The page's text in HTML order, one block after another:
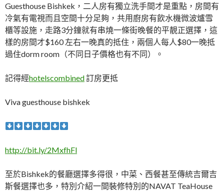
Guesthouse Bishkek，二人房有獨立洗手間才是重點，房間有
冷氣有電視而且空間十分足夠，共用廚房有飲水機微波爐雪
櫃等設施，走路3分鐘就有串燒一條街晚餐的平靚正選擇，這
樣的房間才$160 左右一晚真的抵住，兩個人每人$80一晚抵
過住dorm room（不同日子價格也有不同）。
記得經hotelscombined訂房更抵
Viva guesthouse bishkek
http://bit.ly/2MxfhFl
至於Bishkek的餐廳選擇多得很，中菜、西餐甚至傳統吉爾吉
斯餐選擇也多，特別介紹一間裝修特別的NAVAT TeaHouse